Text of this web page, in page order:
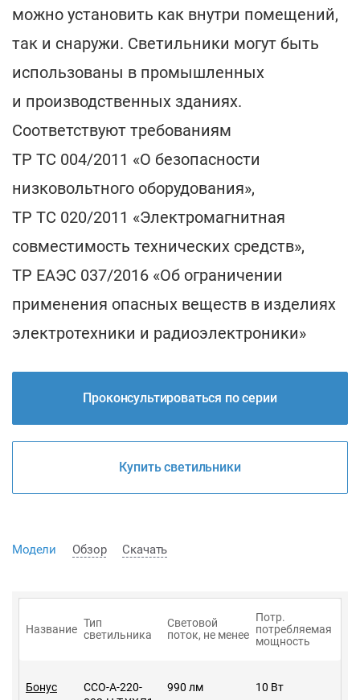
можно установить как внутри помещений,
так и снаружи. Светильники могут быть
использованы в промышленных
и производственных зданиях.
Соответствуют требованиям
ТР ТС 004/2011 «О безопасности
низковольтного оборудования»,
ТР ТС 020/2011 «Электромагнитная
совместимость технических средств»,
ТР ЕАЭС 037/2016 «Об ограничении
применения опасных веществ в изделиях
электротехники и радиоэлектроники»
Проконсультироваться по серии
Купить светильники
Модели Обзор Скачать
Название Тип
светильника
Световой
поток, не менее
Потр.
потребляемая
мощность
Бонус
ССО-А-220-
990 лм 10 Вт